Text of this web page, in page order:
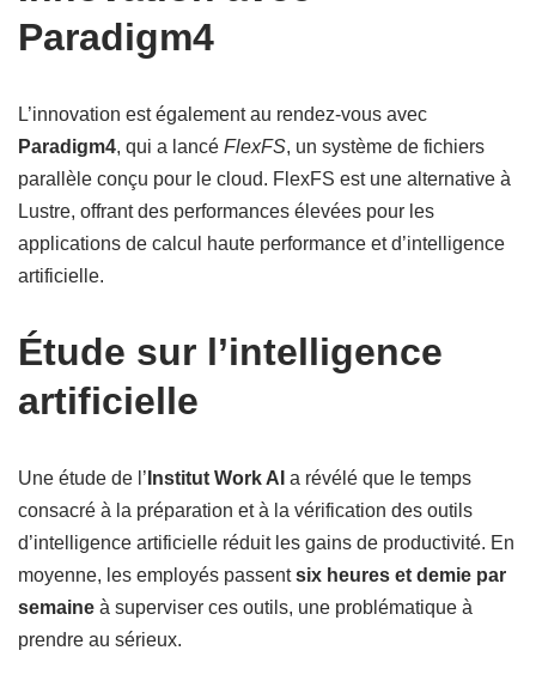
Paradigm4
L’innovation est également au rendez-vous avec
Paradigm4, qui a lancé FlexFS, un système de fichiers
parallèle conçu pour le cloud. FlexFS est une alternative à
Lustre, offrant des performances élevées pour les
applications de calcul haute performance et d’intelligence
artificielle.
Étude sur l’intelligence
artificielle
Une étude de l’ Institut Work AI a révélé que le temps
consacré à la préparation et à la vérification des outils
d’intelligence artificielle réduit les gains de productivité. En
moyenne, les employés passentsix heures et demie par
semaine à superviser ces outils, une problématique à
prendre au sérieux.